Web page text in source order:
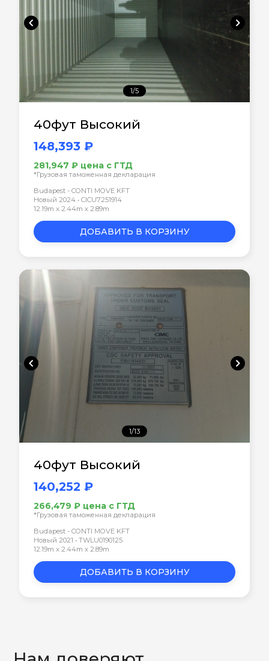
chevron_left chevron_right
1/5
40фут Высокий
148,393 ₽
281,947 ₽ цена с ГТД
*Грузовая таможенная декларация
Budapest - CONTI MOVE KFT
Новый 2024 • CICU7251914
12.19m x 2.44m x 2.89m
ДОБАВИТЬ В КОРЗИНУ
chevron_left chevron_right
1/13
40фут Высокий
140,252 ₽
266,479 ₽ цена с ГТД
*Грузовая таможенная декларация
Budapest - CONTI MOVE KFT
Новый 2021 • TWLU0190125
12.19m x 2.44m x 2.89m
ДОБАВИТЬ В КОРЗИНУ